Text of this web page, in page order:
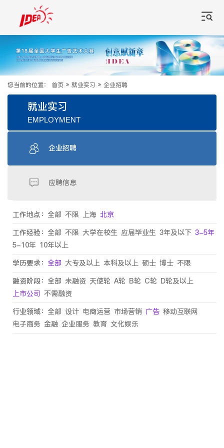
您当前的位置： 首页 » 就业实习 » 企业招聘
就业实习
EMPLOYMENT
企业招聘
应聘信息
工作地点： 全部 不限 上海 北京
工作经验： 全部 不限 大学在校生 应届毕业生 3年及以下 3-5年
5-10年 10年以上
学历要求： 全部 大专及以上 本科及以上 硕士 博士 不限
融资阶段： 全部 未融资 天使轮 A轮 B轮 C轮 D轮及以上
上市公司 不需融资
行业领域： 全部 设计 电商运营 市场营销 广告 移动互联网
电子商务 金融 企业服务 教育 文化娱乐